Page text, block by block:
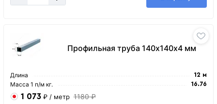
Профильная труба 140х140х4 мм
Длина 12 м
Масса 1 п/м кг. 16.76
1 073 ₽ / метр 1180 ₽